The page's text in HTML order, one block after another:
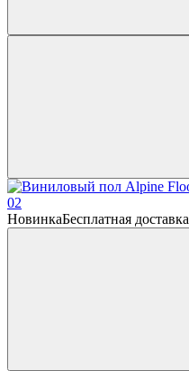
НовинкаБесплатная доставка